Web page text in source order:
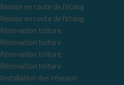
Remise en route de l'étang
Remise en route de l'étang
Rénovation toiture
Rénovation toiture
Rénovation toiture
Rénovation toiture
Installation des réseaux